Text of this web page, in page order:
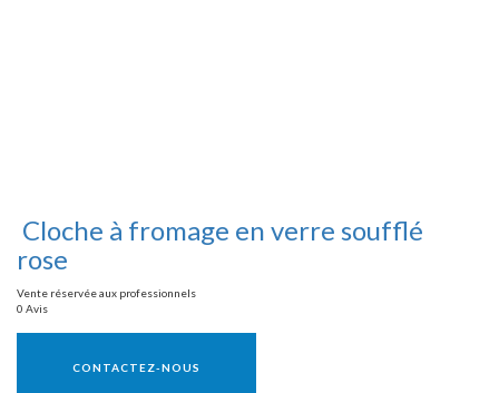
Cloche à fromage en verre soufflé
rose
Vente réservée aux professionnels
0 Avis
CONTACTEZ-NOUS